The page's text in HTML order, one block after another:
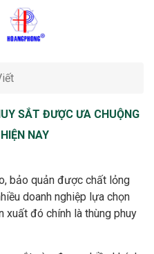
SẮT ĐƯỢC ƯA CHUỘNG
NAY
bảo quản được chất lỏng
doanh nghiệp lựa chọn
xuất đó chính là thùng phuy